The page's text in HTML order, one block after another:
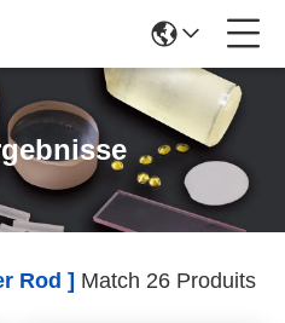
Rod ] Match 26 Produits